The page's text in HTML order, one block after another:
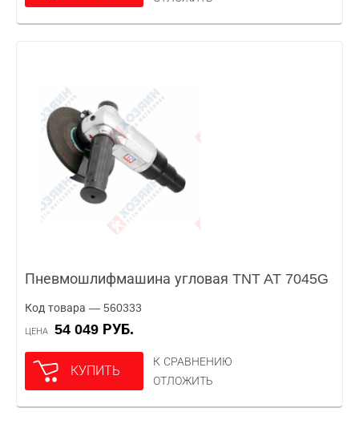
Пневмошлифмашина угловая TNT AT 7045G
Код товара — 560333
ЦЕНА 54 049 РУБ.
КУПИТЬ
К СРАВНЕНИЮ
ОТЛОЖИТЬ